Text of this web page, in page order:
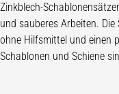
Zinkblech-
und sauberes Arbeiten.
ohne Hilfsmittel und einen
Schablonen und Schiene